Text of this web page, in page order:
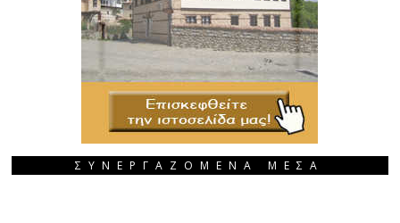
ΣΥΝΕΡΓΑΖΟΜΕΝΑ ΜΕΣΑ